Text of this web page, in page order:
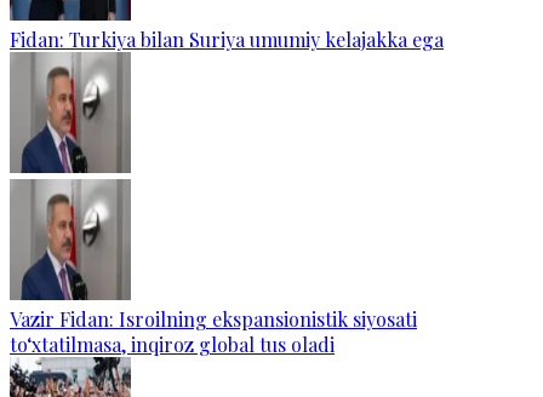
Fidan: Turkiya bilan Suriya umumiy kelajakka ega
Vazir Fidan: Isroilning ekspansionistik siyosati
to‘xtatilmasa, inqiroz global tus oladi